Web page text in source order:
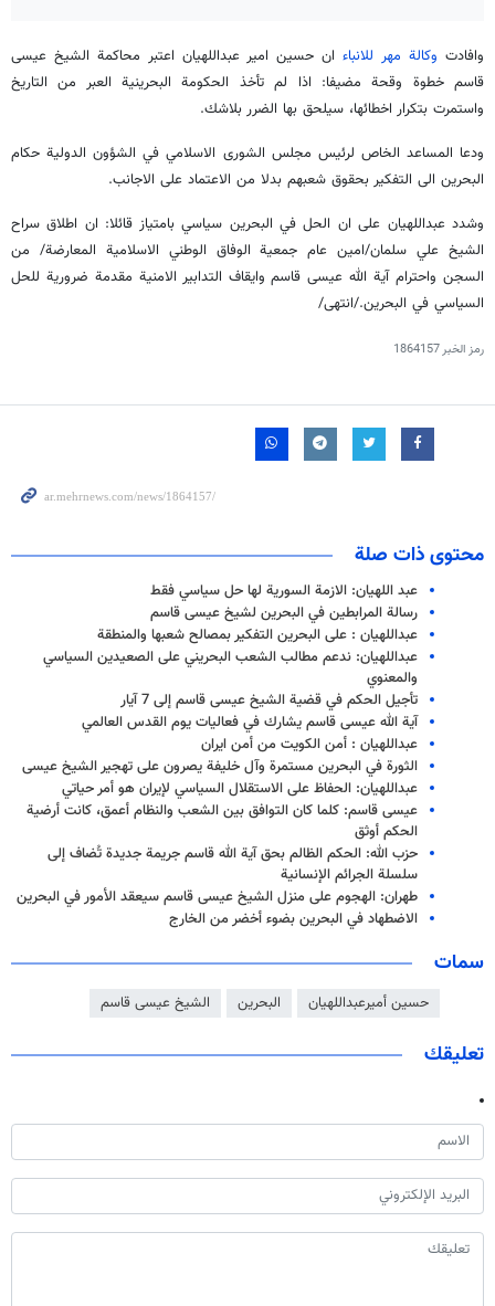
وافادتوكالة مهر للانباءان حسين امير عبداللهيان اعتبر محاكمة الشيخ عيسى
قاسم خطوة وقحة مضيفا: اذا لم تأخذ الحكومة البحرينية العبر من التاريخ
واستمرت بتكرار اخطائها، سيلحق بها الضرر بلاشك.
ودعا المساعد الخاص لرئيس مجلس الشورى الاسلامي في الشؤون الدولية حكام
البحرين الى التفكير بحقوق شعبهم بدلا من الاعتماد على الاجانب.
وشدد عبداللهيان على ان الحل في البحرين سياسي بامتياز قائلا: ان اطلاق سراح
الشيخ علي سلمان/امين عام جمعية الوفاق الوطني الاسلامية المعارضة/ من
السجن واحترام آية الله عيسى قاسم وايقاف التدابير الامنية مقدمة ضرورية للحل
السياسي في البحرين./انتهى/
رمز الخبر1864157
محتوى ذات صلة
عبد اللهيان: الازمة السورية لها حل سياسي فقط
رسالة المرابطين في البحرين لشيخ عيسى قاسم
عبداللهيان : على البحرين التفكير بمصالح شعبها والمنطقة
عبداللهيان: ندعم مطالب الشعب البحريني على الصعيدين السياسي
والمعنوي
تأجيل الحكم في قضية الشيخ عيسى قاسم إلى 7 آيار
آیة الله عیسی قاسم يشارك في فعاليات يوم القدس العالمي
عبداللهيان : أمن الكويت من أمن ايران
الثورة في البحرين مستمرة وآل خليفة يصرون على تهجير الشيخ عيسى
عبداللهيان: الحفاظ على الاستقلال السياسي لإيران هو أمر حياتي
عيسى قاسم: كلما كان التوافق بين الشعب والنظام أعمق، كانت أرضية
الحكم أوثق
حزب الله: الحكم الظالم بحق آية الله قاسم جريمة جديدة تُضاف إلى
سلسلة الجرائم الإنسانية
طهران: الهجوم على منزل الشيخ عيسى قاسم سيعقد الأمور في البحرين
الاضطهاد في البحرين بضوء أخضر من الخارج
سمات
حسين أميرعبداللهيان البحرين الشيخ عيسى قاسم
تعليقك